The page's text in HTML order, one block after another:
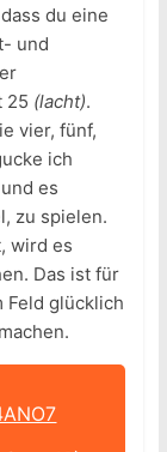
du eine
und
25 (lacht).
vier, fünf,
ich
es
zu spielen.
wird es
Das ist für
Feld glücklich